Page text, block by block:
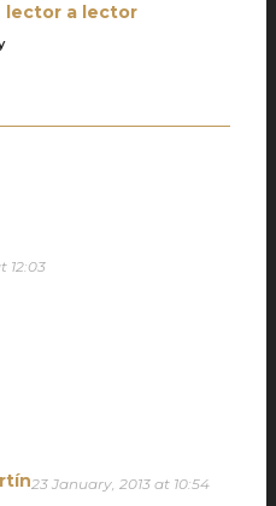
lector a lector
12:03
23 January, 2013 at 10:54